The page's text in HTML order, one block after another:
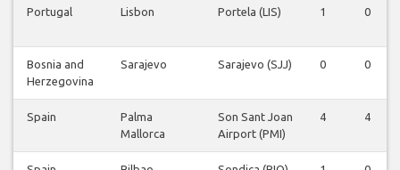
Portugal Lisbon Portela (LIS) 1 0
Bosnia and
Herzegovina
Sarajevo Sarajevo (SJJ) 0 0
Spain
Palma
Mallorca
Son Sant Joan
Airport (PMI)
4 4